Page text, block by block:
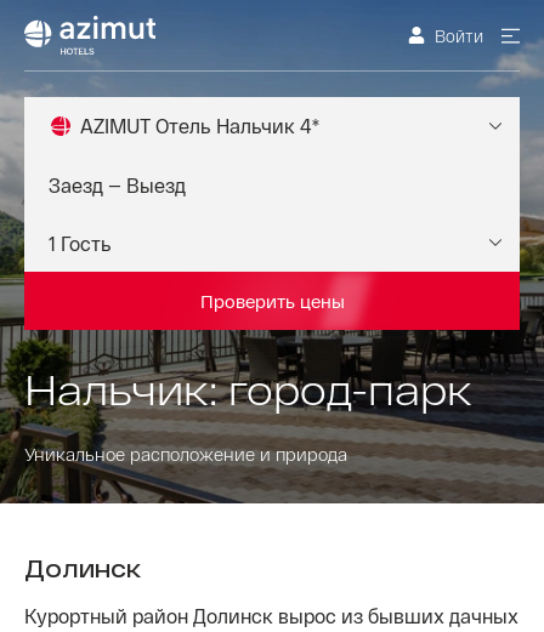
Войти
AZIMUT Отель Нальчик 4*
Проверить цены
Нальчик: город-парк
Уникальное расположение и природа
Долинск
Курортный район Долинск вырос из бывших дачных